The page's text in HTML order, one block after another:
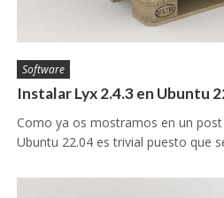
Software
Instalar Lyx 2.4.3 en Ubuntu
Como ya os mostramos en un
Ubuntu 22.04 es trivial puesto que